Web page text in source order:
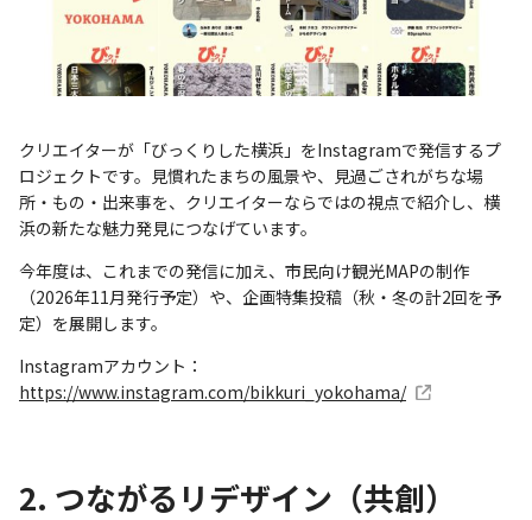
クリエイターが「びっくりした横浜」をInstagramで発信するプ
ロジェクトです。見慣れたまちの風景や、見過ごされがちな場
所・もの・出来事を、クリエイターならではの視点で紹介し、横
浜の新たな魅力発見につなげています。
今年度は、これまでの発信に加え、市民向け観光MAPの制作
（2026年11月発行予定）や、企画特集投稿（秋・冬の計2回を予
定）を展開します。
Instagramアカウント：
https://www.instagram.com/bikkuri_yokohama/
2. つながるリデザイン（共創）